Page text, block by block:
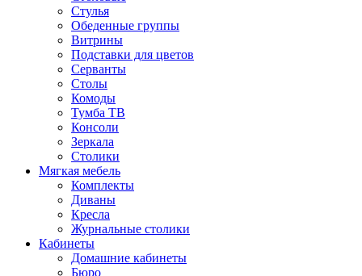
Стулья
Обеденные группы
Витрины
Подставки для цветов
Серванты
Столы
Комоды
Тумба ТВ
Консоли
Зеркала
Столики
Мягкая мебель
Комплекты
Диваны
Кресла
Журнальные столики
Кабинеты
Домашние кабинеты
Бюро